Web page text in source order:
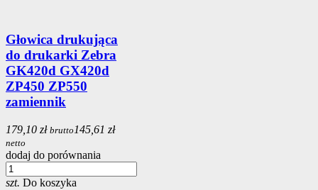
Głowica drukująca
do drukarki Zebra
GK420d GX420d
ZP450 ZP550
zamiennik
179,10 zł brutto 145,61 zł
netto
dodaj do porównania
szt. Do koszyka